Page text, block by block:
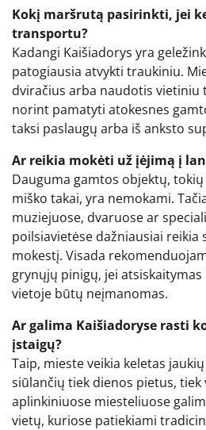
Kokį maršrutą pasirinkti, jei
transportu?
Kadangi Kaišiadorys yra
patogiausia atvykti traukiniu.
dviračius arba naudotis
norint pamatyti atokesnes
taksi paslaugų arba iš anksto
Ar reikia mokėti už įėjimą į
Dauguma gamtos objektų,
miško takai, yra nemokami.
muziejuose, dvaruose ar
poilsiavietėse dažniausiai
mokestį. Visada
grynųjų pinigų, jei
vietoje būtų neįmanomas.
Ar galima Kaišiadoryse rasti
įstaigų?
Taip, mieste veikia keletas
siūlančių tiek dienos pietus, tiek
aplinkiniuose miesteliuose
vietų, kuriose patiekiami